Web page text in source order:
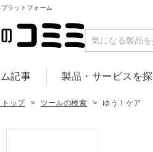
ラットフォーム
記事 製品・サービスを
トップ ツールの検索 ゆう！ケア